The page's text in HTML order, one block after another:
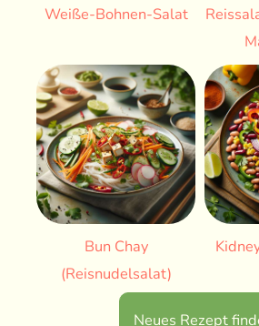
Weiße-Bohnen-Salat
Bun Chay
(Reisnudelsalat)
Neues Rezept